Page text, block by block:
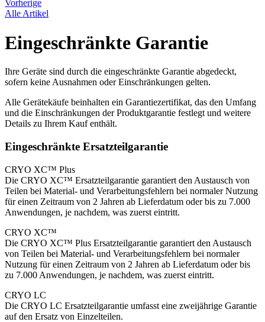
Vorherige
Alle Artikel
Eingeschränkte Garantie
Ihre Geräte sind durch die eingeschränkte Garantie abgedeckt,
sofern keine Ausnahmen oder Einschränkungen gelten.
Alle Gerätekäufe beinhalten ein Garantiezertifikat, das den Umfang
und die Einschränkungen der Produktgarantie festlegt und weitere
Details zu Ihrem Kauf enthält.
Eingeschränkte Ersatzteilgarantie
CRYO XC™ Plus
Die CRYO XC™ Ersatzteilgarantie garantiert den Austausch von
Teilen bei Material- und Verarbeitungsfehlern bei normaler Nutzung
für einen Zeitraum von 2 Jahren ab Lieferdatum oder bis zu 7.000
Anwendungen, je nachdem, was zuerst eintritt.
CRYO XC™
Die CRYO XC™ Plus Ersatzteilgarantie garantiert den Austausch
von Teilen bei Material- und Verarbeitungsfehlern bei normaler
Nutzung für einen Zeitraum von 2 Jahren ab Lieferdatum oder bis
zu 7.000 Anwendungen, je nachdem, was zuerst eintritt.
CRYO LC
Die CRYO LC Ersatzteilgarantie umfasst eine zweijährige Garantie
auf den Ersatz von Einzelteilen.